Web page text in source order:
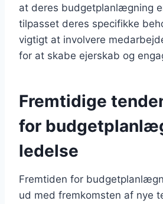
at deres budgetplanlægning
tilpasset deres specifikke
vigtigt at involvere
for at skabe ejerskab og
Fremtidige
for
ledelse
Fremtiden for
ud med fremkomsten af nye